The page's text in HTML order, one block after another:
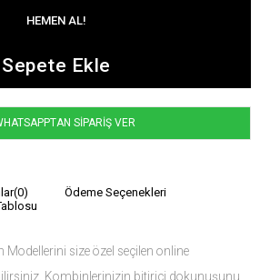
SİPARİŞ VER
(0)
Ödeme Seçenekleri
Modellerini size özel seçilen online
Kombinlerinizin bitirici dokunuşunu